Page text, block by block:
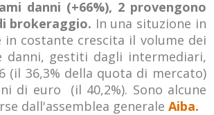
danni (+66%), 2 provengono
brokeraggio. In una situzione in
in costante crescita il volume dei
danni, gestiti dagli intermediari,
(il 36,3% della quota di mercato)
di euro (il 40,2%). Sono alcune
dall'assemblea generaleAiba.